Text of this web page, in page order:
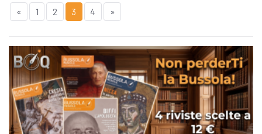
« 1 2 3 4 »